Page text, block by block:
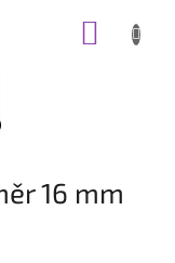
16 mm